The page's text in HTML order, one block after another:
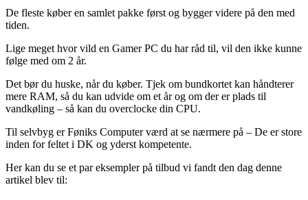
De fleste køber en samlet pakke først og bygger videre på den med
tiden.
Lige meget hvor vild en Gamer PC du har råd til, vil den ikke kunne
følge med om 2 år.
Det bør du huske, når du køber. Tjek om bundkortet kan håndterer
mere RAM, så du kan udvide om et år og om der er plads til
vandkøling – så kan du overclocke din CPU.
Til selvbyg er Føniks Computer værd at se nærmere på – De er store
inden for feltet i DK og yderst kompetente.
Her kan du se et par eksempler på tilbud vi fandt den dag denne
artikel blev til: